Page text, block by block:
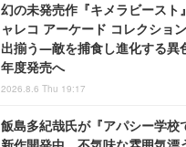
幻の未発売作『キメラビースト
ャレコ アーケード コレクショ
出揃う―敵を捕食し進化する異
年度発売へ
2026.8.6 Thu 19:17
飯島多紀哉氏が『アパシー学校